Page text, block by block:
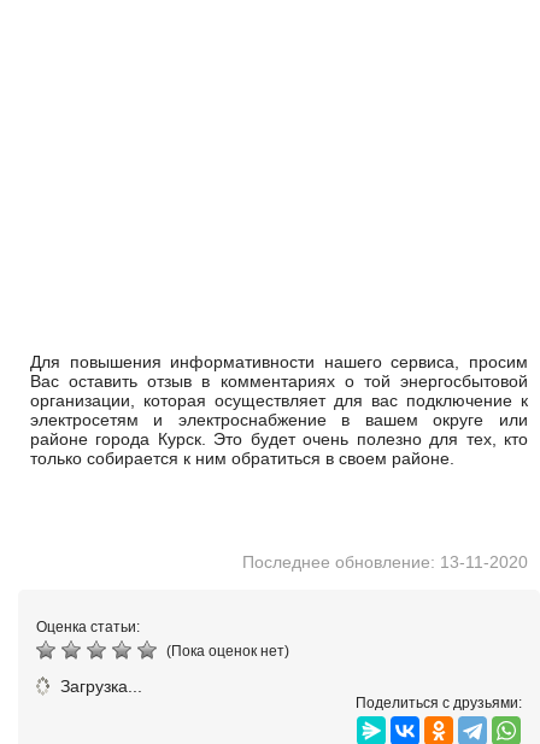
Для повышения информативности нашего сервиса, просим
Вас оставить отзыв в комментариях о той энергосбытовой
организации, которая осуществляет для вас подключение к
электросетям и электроснабжение в вашем округе или
районе города Курск. Это будет очень полезно для тех, кто
только собирается к ним обратиться в своем районе.
Последнее обновление: 13-11-2020
Оценка статьи:
(Пока оценок нет)
Загрузка...
Поделиться с друзьями: